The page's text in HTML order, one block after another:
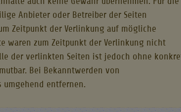
Anbieter oder Betreiber der Seiten
Zeitpunkt der Verlinkung auf mögliche
waren zum Zeitpunkt der Verlinkung nicht
der verlinkten Seiten ist jedoch ohne
Bei Bekanntwerden von
entfernen.